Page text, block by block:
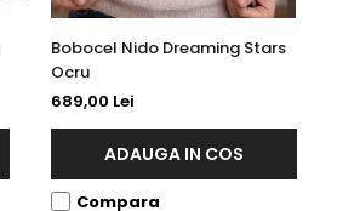
Bobocel Nido Dreaming Stars
Ocru
689,00 Lei
ADAUGA IN COS
Compara